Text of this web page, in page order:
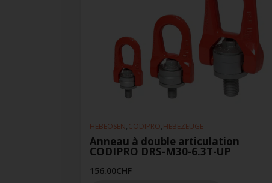
HEBEÖSEN,CODIPRO,HEBEZEUGE
Anneau à double articulation
CODIPRO DRS-M30-6.3T-UP
156.00CHF